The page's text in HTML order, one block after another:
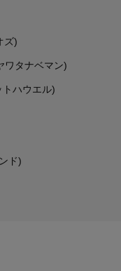
ズ)
ワタナベマン)
ハウエル)
ド)